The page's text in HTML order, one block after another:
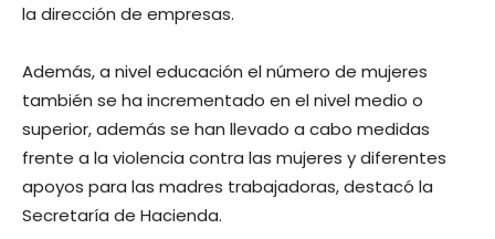
la dirección de empresas.
Además, a nivel educación el número de mujeres
también se ha incrementado en el nivel medio o
superior, además se han llevado a cabo medidas
frente a la violencia contra las mujeres y diferentes
apoyos para las madres trabajadoras, destacó la
Secretaría de Hacienda.